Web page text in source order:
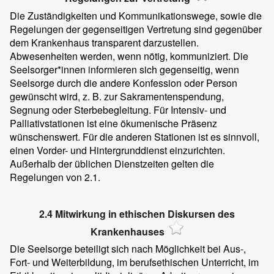
Die Zuständigkeiten und Kommunikationswege, sowie die
Regelungen der gegenseitigen Vertretung sind gegenüber
dem Krankenhaus transparent darzustellen.
Abwesenheiten werden, wenn nötig, kommuniziert. Die
Seelsorger*innen informieren sich gegenseitig, wenn
Seelsorge durch die andere Konfession oder Person
gewünscht wird, z. B. zur Sakramentenspendung,
Segnung oder Sterbebegleitung. Für Intensiv- und
Palliativstationen ist eine ökumenische Präsenz
wünschenswert. Für die anderen Stationen ist es sinnvoll,
einen Vorder- und Hintergrunddienst einzurichten.
Außerhalb der üblichen Dienstzeiten gelten die
Regelungen von 2.1.
2.4 Mitwirkung in ethischen Diskursen des
Krankenhauses
Die Seelsorge beteiligt sich nach Möglichkeit bei Aus-,
Fort- und Weiterbildung, im berufsethischen Unterricht, im